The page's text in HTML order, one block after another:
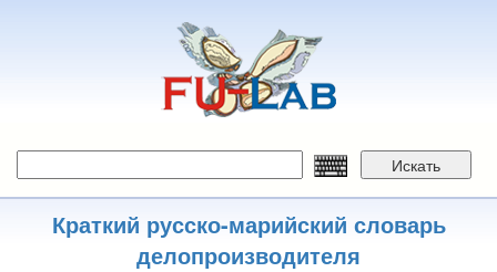
Искать
Краткий русско-марийский словарь
делопроизводителя